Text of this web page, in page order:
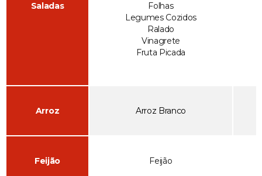
Saladas
Folhas
Legumes Cozidos
Ralado
Vinagrete
Fruta Picada
Arroz Arroz Branco
Feijão Feijão